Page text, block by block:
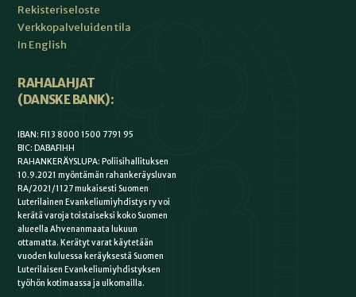
Rekisteriseloste
Verkkopalveluiden tila
In English
RAHALAHJAT
(DANSKE BANK):
IBAN: FI13 8000 1500 7791 95
BIC: DABAFIHH
RAHANKERÄYSLUPA: Poliisihallituksen
10.9.2021 myöntämän rahankeräysluvan
RA/2021/1127 mukaisesti Suomen
Luterilainen Evankeliumiyhdistys ry voi
kerätä varoja toistaiseksi koko Suomen
alueella Ahvenanmaata lukuun
ottamatta. Kerätyt varat käytetään
vuoden kuluessa keräyksestä Suomen
Luterilaisen Evankeliumiyhdistyksen
työhön kotimaassa ja ulkomailla.